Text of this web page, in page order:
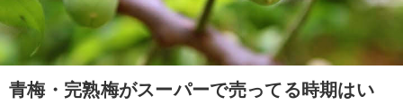
青梅・完熟梅がスーパーで売ってる時期はい